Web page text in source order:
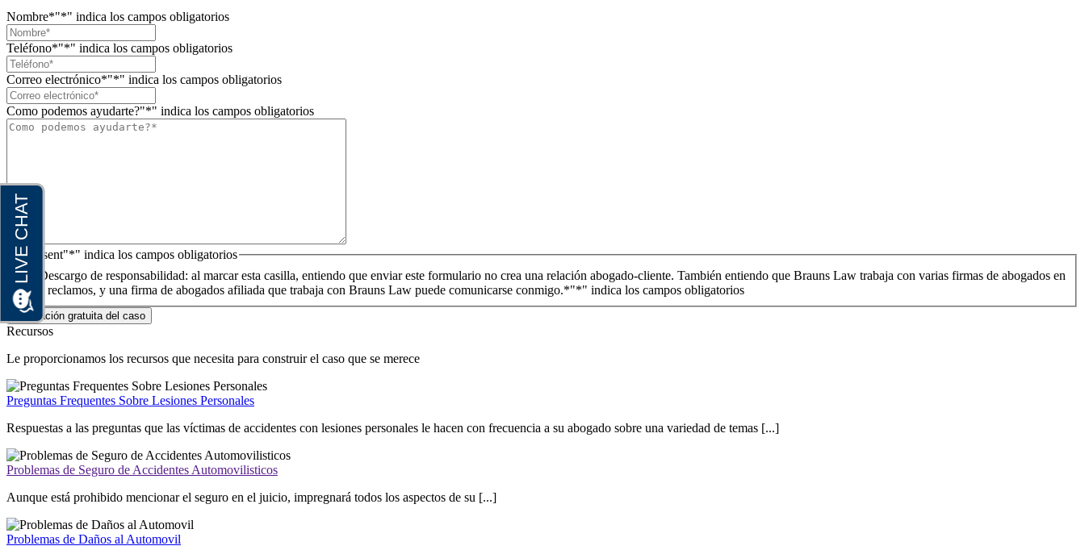
Nombre*"*" indica los campos obligatorios
Teléfono*"*" indica los campos obligatorios
Correo electrónico*"*" indica los campos obligatorios
Como podemos ayudarte?"*" indica los campos obligatorios
Consent"*" indica los campos obligatorios
Descargo de responsabilidad: al marcar esta casilla, entiendo que enviar este formulario no crea una relación abogado-cliente. También entiendo que Brauns Law trabaja con varias firmas de abogados en
estos reclamos, y una firma de abogados afiliada que trabaja con Brauns Law puede comunicarse conmigo.*"*" indica los campos obligatorios
Recursos
Le proporcionamos los recursos que necesita para construir el caso que se merece
Preguntas Frequentes Sobre Lesiones Personales
Respuestas a las preguntas que las víctimas de accidentes con lesiones personales le hacen con frecuencia a su abogado sobre una variedad de temas [...]
Problemas de Seguro de Accidentes Automovilisticos
Aunque está prohibido mencionar el seguro en el juicio, impregnará todos los aspectos de su [...]
Problemas de Daños al Automovil